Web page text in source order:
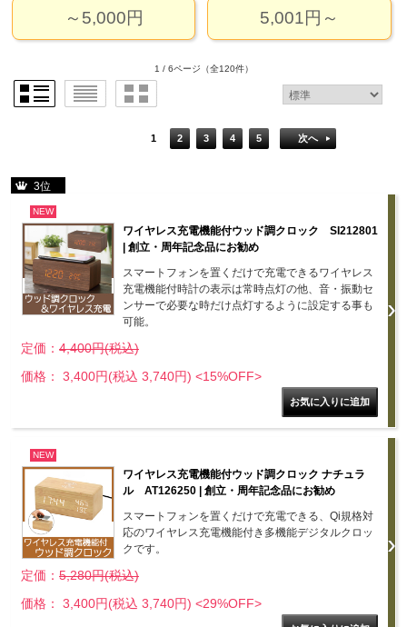
～5,000円 5,001円～
1 / 6ページ （全120件）
1 2 3 4 5 次へ
3位
NEW
ワイヤレス充電機能付ウッド調クロック SI212801
| 創立・周年記念品にお勧め
スマートフォンを置くだけで充電できるワイヤレス
充電機能付時計の表示は常時点灯の他、音・振動セ
ンサーで必要な時だけ点灯するように設定する事も
可能。
定価： 4,400円(税込)
価格： 3,400円(税込 3,740円) <15%OFF>
NEW
ワイヤレス充電機能付ウッド調クロック ナチュラ
ル AT126250 | 創立・周年記念品にお勧め
スマートフォンを置くだけで充電できる、Qi規格対
応のワイヤレス充電機能付き多機能デジタルクロッ
クです。
定価： 5,280円(税込)
価格： 3,400円(税込 3,740円) <29%OFF>